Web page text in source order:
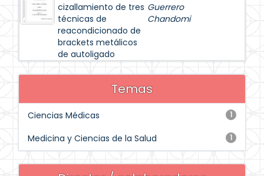
cizallamiento de tres
técnicas de
reacondicionado de
brackets metálicos
de autoligado
Guerrero
Chandomi
Temas
1
Ciencias Médicas
1
Medicina y Ciencias de la Salud